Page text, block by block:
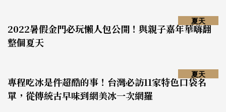
2022暑假金門必玩懶人包公開！與親子嘉年華嗨翻
整個夏天
夏天
專程吃冰是件超酷的事！台灣必訪11家特色口袋名
單，從傳統古早味到網美冰一次網羅
夏天